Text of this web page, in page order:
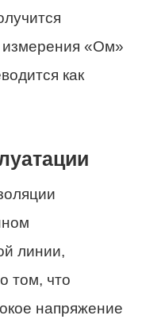
измерения «Ом»
как
линии,
том, что
напряжение